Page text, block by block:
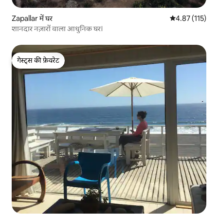
Zapallar में घर औसत रेटिंग 5 में से
4.87 (115)
शानदार नज़ारों वाला आधुनिक घर।
गेस्ट्स की फ़ेवरेट
गेस्ट्स की फ़ेवरेट